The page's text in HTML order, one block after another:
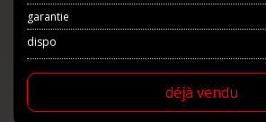
garantie
dispo
déjà vendu